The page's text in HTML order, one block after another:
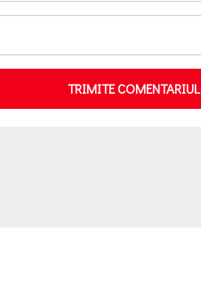
TRIMITE COMENTARIUL